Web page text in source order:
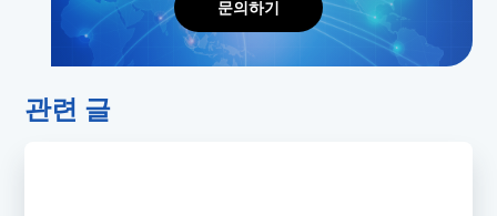
문의하기
관련 글